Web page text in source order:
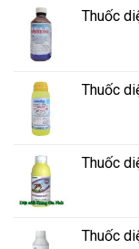
Thuốc
Thuốc
Thuốc
Thuốc